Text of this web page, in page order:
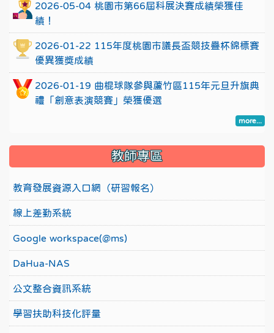
2026-05-04 桃園市第66屆科展決賽成績榮獲佳
績！
2026-01-22 115年度桃園市議長盃競技疊杯錦標賽
優異獲獎成績
2026-01-19 曲棍球隊參與蘆竹區115年元旦升旗典
禮「創意表演競賽」榮獲優選
more...
教師專區
教育發展資源入口網（研習報名）
線上差勤系統
Google workspace(@ms)
DaHua-NAS
公文整合資訊系統
學習扶助科技化評量